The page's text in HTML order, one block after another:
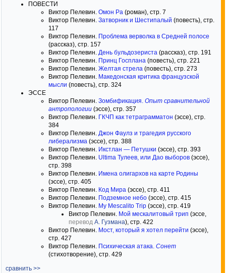
ПОВЕСТИ
Виктор Пелевин. Омон Ра (роман), стр. 7
Виктор Пелевин. Затворник и Шестипалый (повесть), стр.
117
Виктор Пелевин. Проблема верволка в Средней полосе
(рассказ), стр. 157
Виктор Пелевин. День бульдозериста (рассказ), стр. 191
Виктор Пелевин. Принц Госплана (повесть), стр. 221
Виктор Пелевин. Желтая стрела (повесть), стр. 273
Виктор Пелевин. Македонская критика французской
мысли (повесть), стр. 324
ЭССЕ
Виктор Пелевин. Зомбификация. Опыт сравнительной
антропологии (эссе), стр. 357
Виктор Пелевин. ГКЧП как тетраграмматон (эссе), стр.
384
Виктор Пелевин. Джон Фаулз и трагедия русского
либерализма (эссе), стр. 388
Виктор Пелевин. Икстлан — Петушки (эссе), стр. 393
Виктор Пелевин. Ultima Тулеев, или Дао выборов (эссе),
стр. 398
Виктор Пелевин. Имена олигархов на карте Родины
(эссе), стр. 405
Виктор Пелевин. Код Мира (эссе), стр. 411
Виктор Пелевин. Подземное небо (эссе), стр. 415
Виктор Пелевин. My Mescalito Trip (эссе), стр. 419
Виктор Пелевин. Мой мескалитовый трип (эссе,
перевод А. Гузмана), стр. 422
Виктор Пелевин. Мост, который я хотел перейти (эссе),
стр. 427
Виктор Пелевин. Психическая атака. Сонет
(стихотворение), стр. 429
сравнить >>